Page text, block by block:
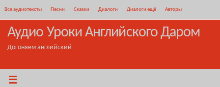
содержимому
Все аудиотексты Песни Сказки Диалоги Диалоги ещё Авторы
Аудио Уроки Английского Даром
Догоняем английский